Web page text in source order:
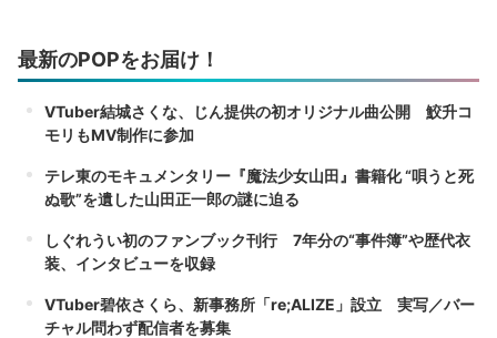
最新のPOPをお届け！
VTuber結城さくな、じん提供の初オリジナル曲公開 鮫升コ
モリもMV制作に参加
テレ東のモキュメンタリー『魔法少女山田』書籍化 “唄うと死
ぬ歌”を遺した山田正一郎の謎に迫る
しぐれうい初のファンブック刊行 7年分の“事件簿”や歴代衣
装、インタビューを収録
VTuber碧依さくら、新事務所「re;ALIZE」設立 実写／バー
チャル問わず配信者を募集